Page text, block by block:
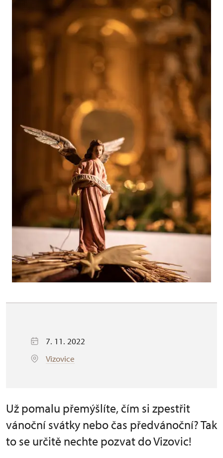
7. 11. 2022
Vizovice
Už pomalu přemýšlíte, čím si zpestřit
vánoční svátky nebo čas předvánoční? Tak
to se určitě nechte pozvat do Vizovic!